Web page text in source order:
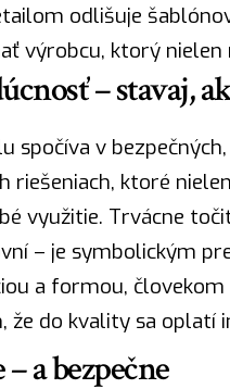
odlišuje
výrobcu, ktorý nielen
– stavaj,
spočíva v
riešeniach, ktoré
využitie. Trvácne
– je symbolickým
a formou,
že do kvality sa oplatí
a bezpečne